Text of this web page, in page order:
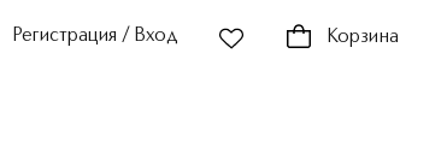
Регистрация / Вход Корзина